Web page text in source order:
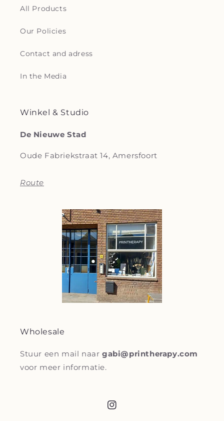
All Products
Our Policies
Contact and adress
In the Media
Winkel & Studio
De Nieuwe Stad
Oude Fabriekstraat 14, Amersfoort
Route
Wholesale
Stuur een mail naar gabi@printherapy.com
voor meer informatie.
Instagram